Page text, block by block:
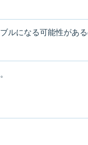
ルになる可能性があ